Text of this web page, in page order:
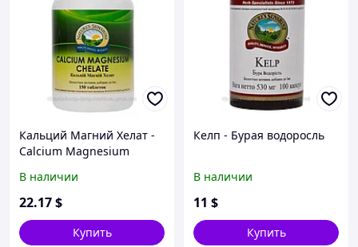
Кальций Магний Хелат -
Calcium Magnesium
В наличии
22.17$
Купить
Келп - Бурая водоросль
В наличии
11 $
Купить